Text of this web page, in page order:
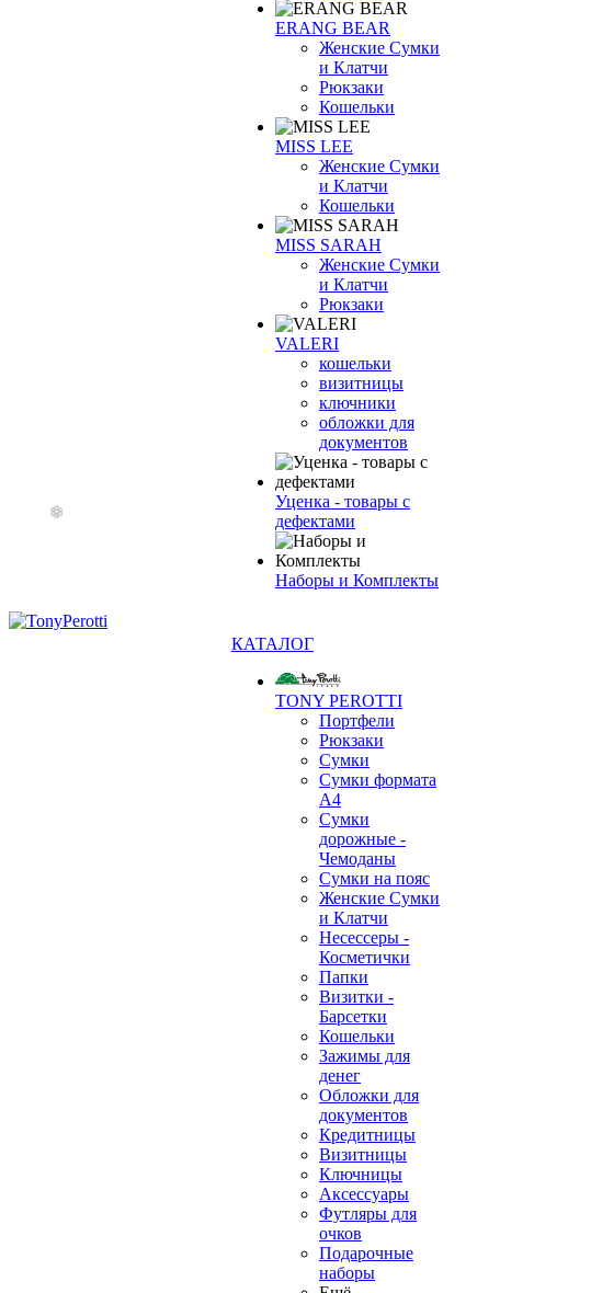
ERANG BEAR
Женские Сумки
и Клатчи
Рюкзаки
Кошельки
MISS LEE
Женские Сумки
и Клатчи
Кошельки
MISS SARAH
Женские Сумки
и Клатчи
Рюкзаки
VALERI
кошельки
визитницы
ключники
обложки для
документов
Уценка - товары с
дефектами
Наборы и Комплекты
КАТАЛОГ
TONY PEROTTI
Портфели
Рюкзаки
Сумки
Сумки формата
А4
Сумки
дорожные -
Чемоданы
Сумки на пояс
Женские Сумки
и Клатчи
Несессеры -
Косметички
Папки
Визитки -
Барсетки
Кошельки
Зажимы для
денег
Обложки для
документов
Кредитницы
Визитницы
Ключницы
Аксессуары
Футляры для
очков
Подарочные
наборы